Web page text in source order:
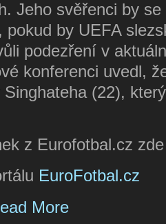
Jeho svěřenci by
pokud by UEFA
podezření v
konferenci uvedl,
(22),
z Eurofotbal.cz
EuroFotbal.cz
More